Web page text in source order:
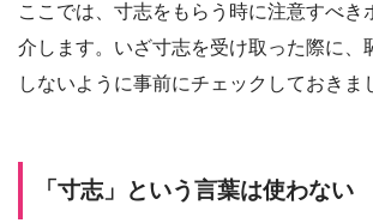
ここでは、寸志をもらう時に注意すべき
介します。いざ寸志を受け取った際に、
しないように事前にチェックしておきま
「寸志」という言葉は使わない